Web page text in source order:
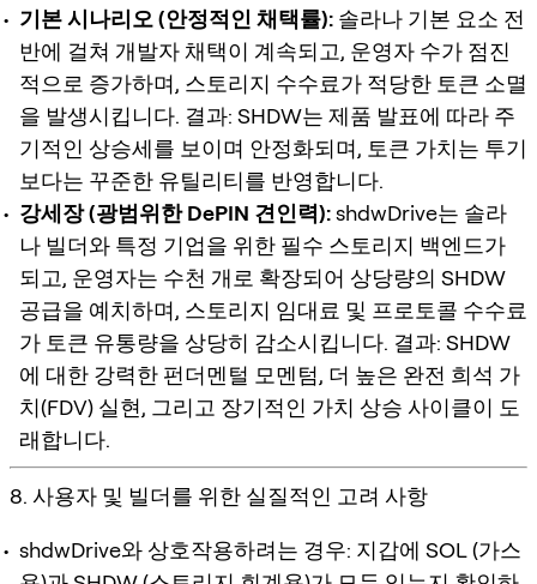
기본 시나리오 (안정적인 채택률): 솔라나 기본 요소 전
반에 걸쳐 개발자 채택이 계속되고, 운영자 수가 점진
적으로 증가하며, 스토리지 수수료가 적당한 토큰 소멸
을 발생시킵니다. 결과: SHDW는 제품 발표에 따라 주
기적인 상승세를 보이며 안정화되며, 토큰 가치는 투기
보다는 꾸준한 유틸리티를 반영합니다.
강세장 (광범위한 DePIN 견인력):shdwDrive는 솔라
나 빌더와 특정 기업을 위한 필수 스토리지 백엔드가
되고, 운영자는 수천 개로 확장되어 상당량의 SHDW
공급을 예치하며, 스토리지 임대료 및 프로토콜 수수료
가 토큰 유통량을 상당히 감소시킵니다. 결과: SHDW
에 대한 강력한 펀더멘털 모멘텀, 더 높은 완전 희석 가
치(FDV) 실현, 그리고 장기적인 가치 상승 사이클이 도
래합니다.
8. 사용자 및 빌더를 위한 실질적인 고려 사항
shdwDrive와 상호작용하려는 경우: 지갑에 SOL (가스